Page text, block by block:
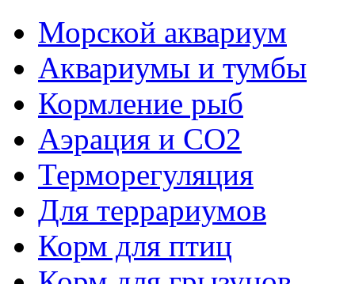
Морской аквариум
Аквариумы и тумбы
Кормление рыб
Аэрация и СО2
Терморегуляция
Для террариумов
Корм для птиц